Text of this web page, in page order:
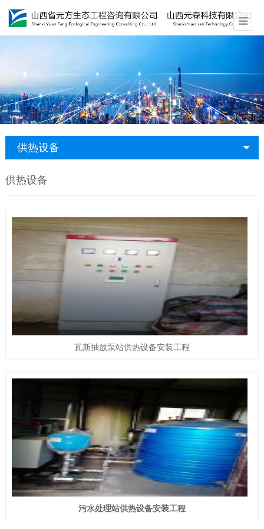
供热设备
供热设备
瓦斯抽放泵站供热设备安装工程
污水处理站供热设备安装工程